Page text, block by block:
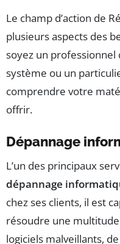
Le champ d’action de
plusieurs aspects des
soyez un
système ou un
comprendre votre
offrir.
Dépannage
L’un des principaux
dépannage
chez ses clients, il est
résoudre une
logiciels malveillants,